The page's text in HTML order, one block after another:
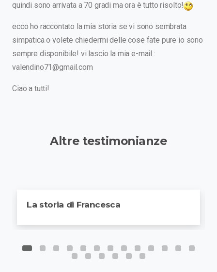
quindi sono arrivata a 70 gradi ma ora è tutto risolto!
ecco ho raccontato la mia storia se vi sono sembrata
simpatica o volete chiedermi delle cose fate pure io sono
sempre disponibile! vi lascio la mia e-mail :
valendino71@gmail.com
Ciao a tutti!
Altre testimonianze
La storia di Francesca